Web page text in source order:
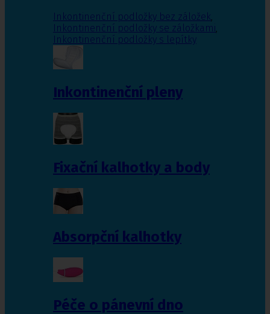
Inkontinenční podložky bez záložek,
Inkontinenční podložky se záložkami,
Inkontinenční podložky s lepítky
Inkontinenční pleny
Fixační kalhotky a body
Absorpční kalhotky
Péče o pánevní dno